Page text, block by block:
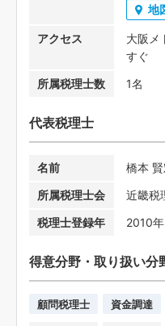
地
アクセス
大阪メ
すぐ
所属税理士数
1名
代表税理士
名前
橋本
所属税理士会
近畿税
税理士登録年
2010年
得意分野・取り扱い分
顧問税理士 資金調達